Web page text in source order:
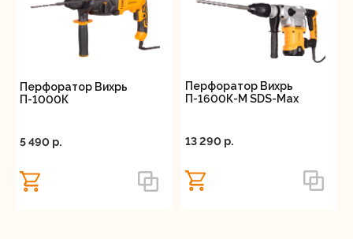
Перфоратор Вихрь
П-1000К
5 490 p.
Перфоратор Вихрь
П-1600К-М SDS-Max
13 290 p.